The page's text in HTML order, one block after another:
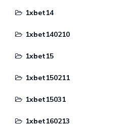
1xbet14
1xbet140210
1xbet15
1xbet150211
1xbet15031
1xbet160213